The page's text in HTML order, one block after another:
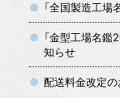
「全国製造工場
「金型工場名鑑
知らせ
配送料金改定